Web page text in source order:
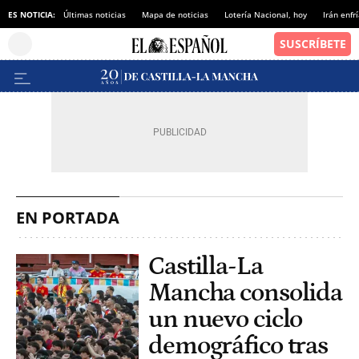
ES NOTICIA: Últimas noticias Mapa de noticias Lotería Nacional, hoy Irán
EN PORTADA
Castilla-La
Mancha consolida
un nuevo ciclo
demográfico tras